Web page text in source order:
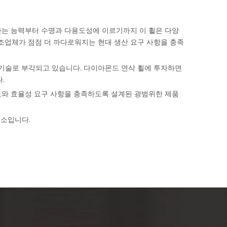
능력부터 수명과 다용도성에 이르기까지 이 휠은 다양
체가 점점 더 까다로워지는 현대 생산 요구 사항을 충족
로 부각되고 있습니다. 다이아몬드 연삭 휠에 투자하면
.
효율성 요구 사항을 충족하도록 설계된 광범위한 제품
입니다.